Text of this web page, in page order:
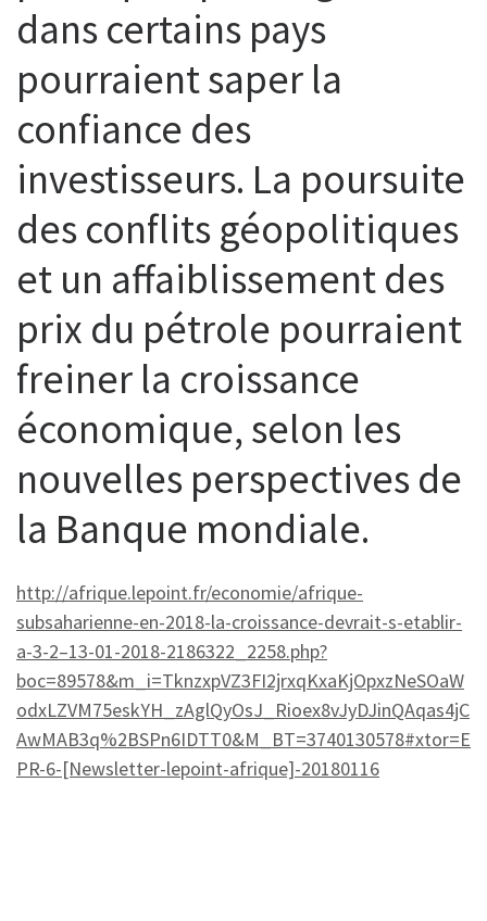
dans certains pays
pourraient saper la
confiance des
investisseurs. La poursuite
des conflits géopolitiques
et un affaiblissement des
prix du pétrole pourraient
freiner la croissance
économique, selon les
nouvelles perspectives de
la Banque mondiale.
http://afrique.lepoint.fr/economie/afrique-
subsaharienne-en-2018-la-croissance-devrait-s-etablir-
a-3-2–13-01-2018-2186322_2258.php?
boc=89578&m_i=TknzxpVZ3FI2jrxqKxaKjOpxzNeSOaW
odxLZVM75eskYH_zAglQyOsJ_Rioex8vJyDJinQAqas4jC
AwMAB3q%2BSPn6IDTT0&M_BT=3740130578#xtor=E
PR-6-[Newsletter-lepoint-afrique]-20180116